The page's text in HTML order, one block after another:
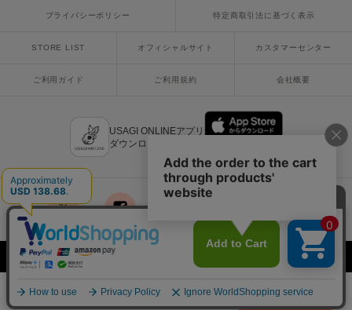
Reebok
サロモン
sanrio house
サンリオハウス
SESAME STREET MARKET
セサミストリートマーケット
SHAKA
シャカ
¥22,000税込 カートに入れる
プライバシーポリシー 特定商取引法に基づく表示
STORE LIST オフィシャルサイト カスタマーセンター
ご利用ガイド ご利用規約 会社概要
USAGI ONLINEアプリ
ダウンロードはこちら
x facebook LINE mail
Copyright © 2018 Usagi Online Co.,Ltd. All Rights Reserved.